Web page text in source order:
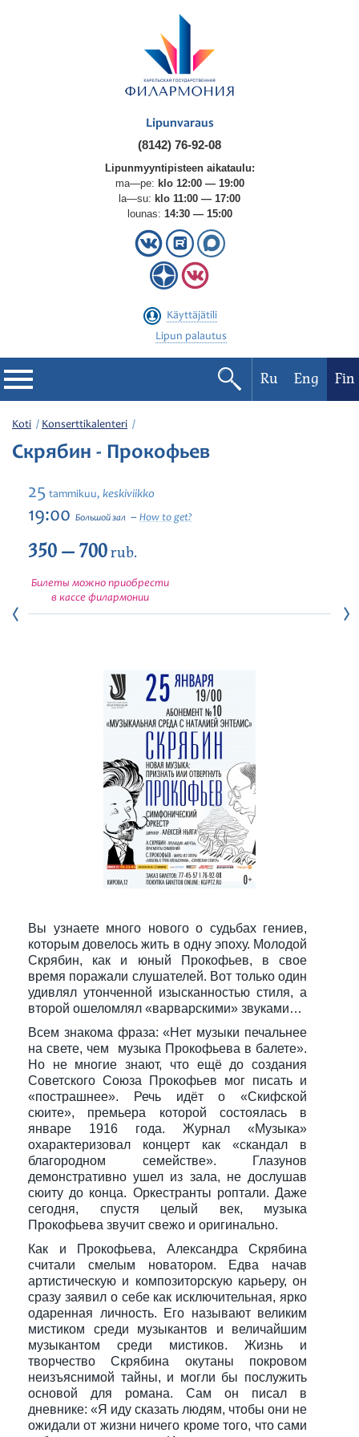
Lipunvaraus
(8142) 76-92-08
Lipunmyyntipisteen aikataulu:
ma—pe: klo 12:00 — 19:00
la—su: klo 11:00 — 17:00
lounas: 14:30 — 15:00
Käyttäjätili
Lipun palautus
Filharmonia
Konserttikalenteri
Festivaalit
Ru Eng Fin
Koti Konserttikalenteri
Скрябин - Прокофьев
25 tammikuu, keskiviikko
19:00 Большой зал How to get?
350 — 700rub.
Билеты можно приобрести
в кассе филармонии
Вы узнаете много нового о судьбах гениев,
которым довелось жить в одну эпоху. Молодой
Скрябин, как и юный Прокофьев, в свое
время поражали слушателей. Вот только один
удивлял утонченной изысканностью стиля, а
второй ошеломлял «варварскими» звуками…
Всем знакома фраза: «Нет музыки печальнее
на свете, чем музыка Прокофьева в балете».
Но не многие знают, что ещё до создания
Советского Союза Прокофьев мог писать и
«пострашнее». Речь идёт о «Скифской
сюите», премьера которой состоялась в
январе 1916 года. Журнал «Музыка»
охарактеризовал концерт как «скандал в
благородном семействе». Глазунов
демонстративно ушел из зала, не дослушав
сюиту до конца. Оркестранты роптали. Даже
сегодня, спустя целый век, музыка
Прокофьева звучит свежо и оригинально.
Как и Прокофьева, Александра Скрябина
считали смелым новатором. Едва начав
артистическую и композиторскую карьеру, он
сразу заявил о себе как исключительная, ярко
одаренная личность. Его называют великим
мистиком среди музыкантов и величайшим
музыкантом среди мистиков. Жизнь и
творчество Скрябина окутаны покровом
неизъяснимой тайны, и могли бы послужить
основой для романа. Сам он писал в
дневнике: «Я иду сказать людям, чтобы они не
ожидали от жизни ничего кроме того, что сами